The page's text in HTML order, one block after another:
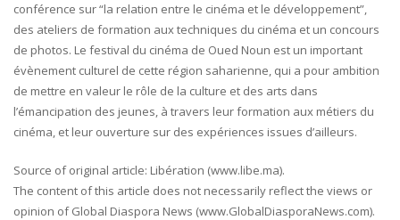
conférence sur “la relation entre le cinéma et le développement”,
des ateliers de formation aux techniques du cinéma et un concours
de photos. Le festival du cinéma de Oued Noun est un important
évènement culturel de cette région saharienne, qui a pour ambition
de mettre en valeur le rôle de la culture et des arts dans
l’émancipation des jeunes, à travers leur formation aux métiers du
cinéma, et leur ouverture sur des expériences issues d’ailleurs.
Source of original article: Libération (www.libe.ma).
The content of this article does not necessarily reflect the views or
opinion of Global Diaspora News (www.GlobalDiasporaNews.com).